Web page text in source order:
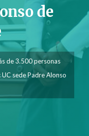
de
de 3.500 personas
sede Padre Alonso